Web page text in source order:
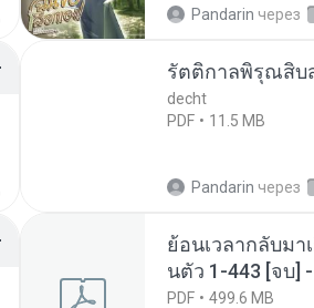
Pandarin через
รัตติกาลพิรุณสิบ
decht
PDF
11.5 MB
Pandarin через
ย้อนเวลากลับม
นตัว 1-443 [จบ]
PDF 499.6 MB